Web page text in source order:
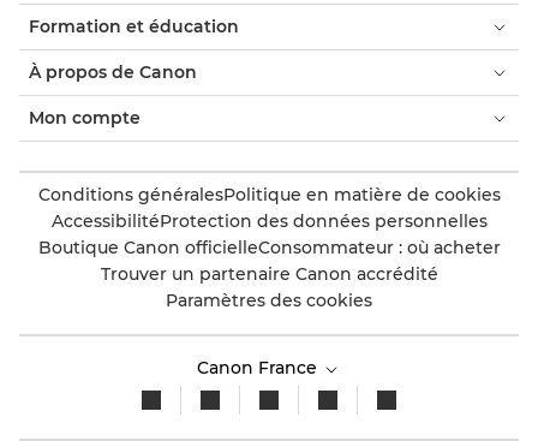
Formation et éducation
À propos de Canon
Mon compte
Conditions généralesPolitique en matière de cookies
AccessibilitéProtection des données personnelles
Boutique Canon officielleConsommateur : où acheter
Trouver un partenaire Canon accrédité
Paramètres des cookies
Canon France